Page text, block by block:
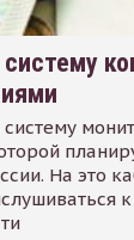
На это
к